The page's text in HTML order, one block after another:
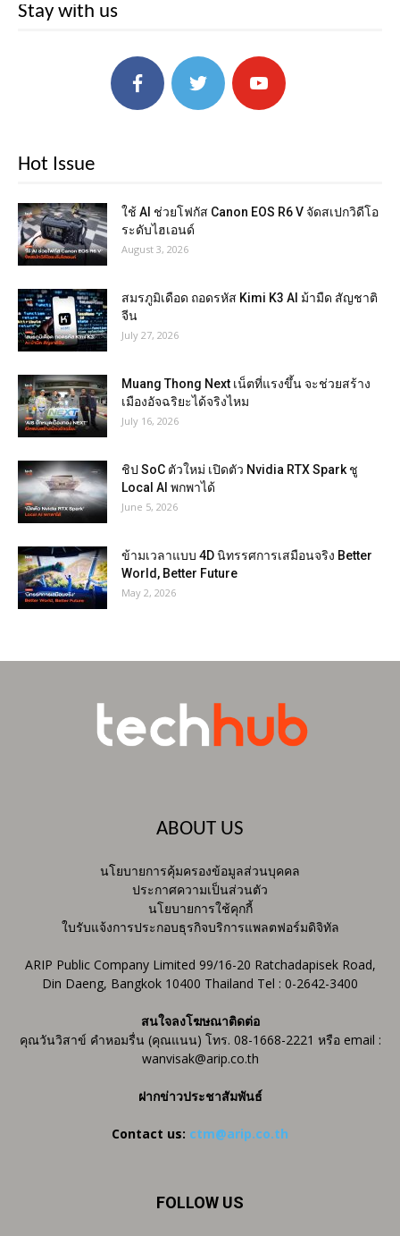
Stay with us
Hot Issue
ใช้ AI ช่วยโฟกัส Canon EOS R6 V จัดสเปกวิดีโอ
ระดับไฮเอนด์
August 3, 2026
สมรภูมิเดือด ถอดรหัส Kimi K3 AI ม้ามืด สัญชาติ
จีน
July 27, 2026
Muang Thong Next เน็ตที่แรงขึ้น จะช่วยสร้าง
เมืองอัจฉริยะได้จริงไหม
July 16, 2026
ชิป SoC ตัวใหม่ เปิดตัว Nvidia RTX Spark ชู
Local AI พกพาได้
June 5, 2026
ข้ามเวลาแบบ 4D นิทรรศการเสมือนจริง Better
World, Better Future
May 2, 2026
ABOUT US
นโยบายการคุ้มครองข้อมูลส่วนบุคคล
ประกาศความเป็นส่วนตัว
นโยบายการใช้คุกกี้
ใบรับแจ้งการประกอบธุรกิจบริการแพลตฟอร์มดิจิทัล
ARIP Public Company Limited 99/16-20 Ratchadapisek Road,
Din Daeng, Bangkok 10400 Thailand Tel : 0-2642-3400
สนใจลงโฆษณาติดต่อ
คุณวันวิสาข์ คำหอมรื่น (คุณแนน) โทร. 08-1668-2221 หรือ email :
wanvisak@arip.co.th
ฝากข่าวประชาสัมพันธ์
Contact us: ctm@arip.co.th
FOLLOW US